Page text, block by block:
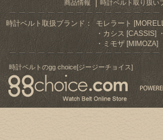
商品情報 時計ベルト取り扱い
時計ベルト取扱ブランド： モレラート
カシス [CASSIS]
ミモザ [MIMOZA]
時計ベルトのgg choice[ジージーチョイス]